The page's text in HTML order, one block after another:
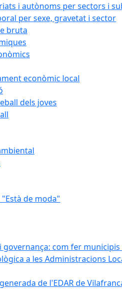
i autònoms per sectors i
per sexe, gravetat i sector
bruta
econòmic local
dels joves
de moda"
governança: com fer
a les Administracions
de l'EDAR de